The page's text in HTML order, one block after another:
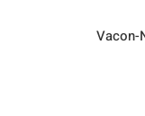
Vacon-